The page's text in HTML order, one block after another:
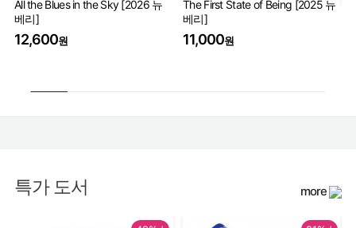
All the Blues in the Sky [2026 뉴
베리]
12,600원
The First State of Being [2025 뉴
베리]
11,000원
특가 도서 more